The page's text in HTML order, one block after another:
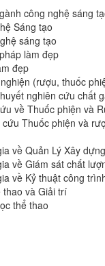
công nghệ sáng
Sáng tạo
sáng tạo
làm đẹp
đẹp
(rượu, thuốc
nghiên cứu chất
về Thuốc phiện và
Thuốc phiện và
về Quản Lý Xây dựng
về Giám sát chất
về Kỷ thuật công
thao và Giải trí
thể thao